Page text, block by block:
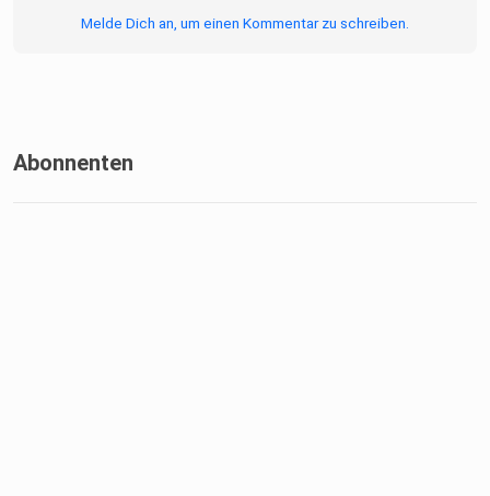
Melde Dich an, um einen Kommentar zu schreiben.
Abonnenten